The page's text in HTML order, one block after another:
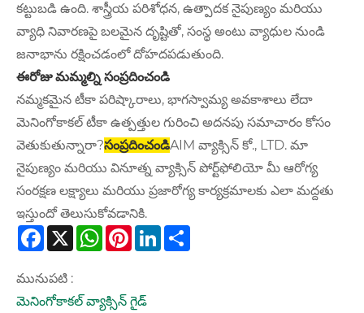
కట్టుబడి ఉంది. శాస్త్రీయ పరిశోధన, ఉత్పాదక నైపుణ్యం మరియు
వ్యాధి నివారణపై బలమైన దృష్టితో, సంస్థ అంటు వ్యాధుల నుండి
జనాభాను రక్షించడంలో దోహదపడుతుంది.
ఈరోజు మమ్మల్ని సంప్రదించండి
నమ్మకమైన టీకా పరిష్కారాలు, భాగస్వామ్య అవకాశాలు లేదా
మెనింగోకాకల్ టీకా ఉత్పత్తుల గురించి అదనపు సమాచారం కోసం
వెతుకుతున్నారా?సంప్రదించండిAIM వ్యాక్సిన్ కో., LTD. మా
నైపుణ్యం మరియు వినూత్న వ్యాక్సిన్ పోర్ట్‌ఫోలియో మీ ఆరోగ్య
సంరక్షణ లక్ష్యాలు మరియు ప్రజారోగ్య కార్యక్రమాలకు ఎలా మద్దతు
ఇస్తుందో తెలుసుకోవడానికి.
Facebook
X WhatsApp
Pinterest
LinkedIn
మునుపటి :
మెనింగోకాకల్ వ్యాక్సిన్ గైడ్